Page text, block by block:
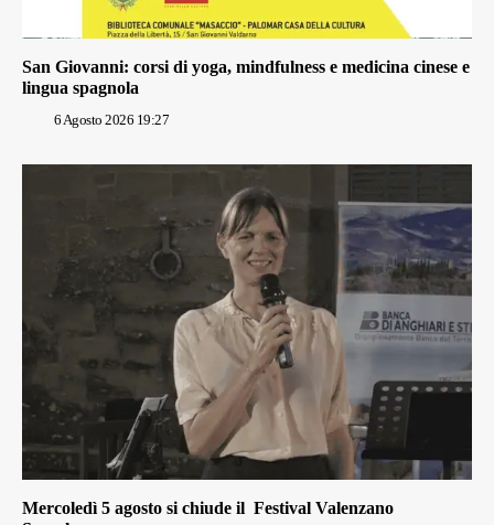
San Giovanni: corsi di yoga, mindfulness e medicina cinese e
lingua spagnola
6 Agosto 2026 19:27
Mercoledì 5 agosto si chiude il Festival Valenzano